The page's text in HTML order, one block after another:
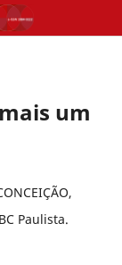
um
Paulista.